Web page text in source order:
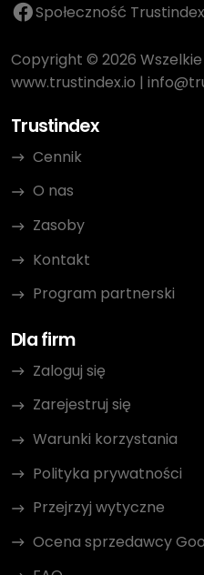
Społeczność Trustindex
Copyright © 2026
www.trustindex.io |
Trustindex
Cennik
O nas
Zasoby
Kontakt
Program partnerski
Dla firm
Zaloguj się
Zarejestruj się
Warunki korzystania
Polityka prywatności
Przejrzyj wytyczne
Ocena sprzedawcy